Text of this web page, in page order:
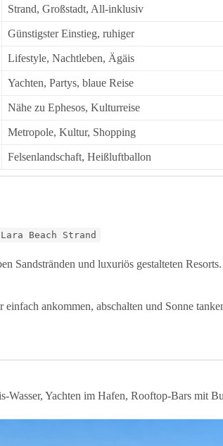
Strand, Großstadt, All-inklusiv
Günstigster Einstieg, ruhiger
Lifestyle, Nachtleben, Ägäis
Yachten, Partys, blaue Reise
Nähe zu Ephesos, Kulturreise
Metropole, Kultur, Shopping
Felsenlandschaft, Heißluftballon
Beach Strand
Sandstränden und luxuriös gestalteten
ankommen, abschalten und Sonne
Wasser, Yachten im Hafen, Rooftop-Bars mit